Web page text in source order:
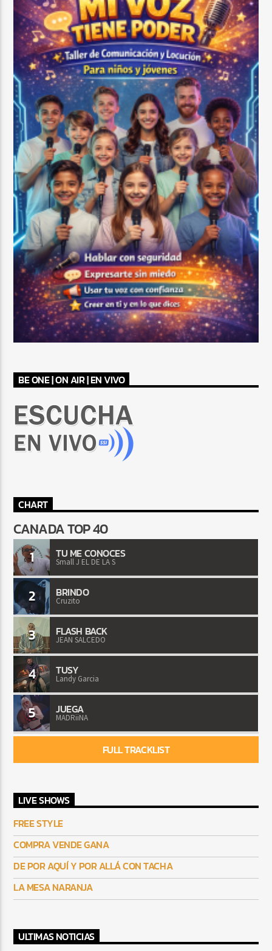
BE ONE | ON AIR | EN VIVO
CHART
CANADA TOP 40
1 TU ME CONOCES
Small J EL DE LA S
2 BRINDO
Cruzito
3 FLASH BACK
JEAN SALCEDO
4 TUSY
Landy Garcia
5 JUEGA
MADRiiNA
FULL TRACKLIST
LIVE SHOWS
FREE STYLE
COMPRA VENDE GANA
DE POR AQUÍ Y POR ALLÁ CON TACHA
LA MESA NARANJA
ULTIMAS NOTICIAS